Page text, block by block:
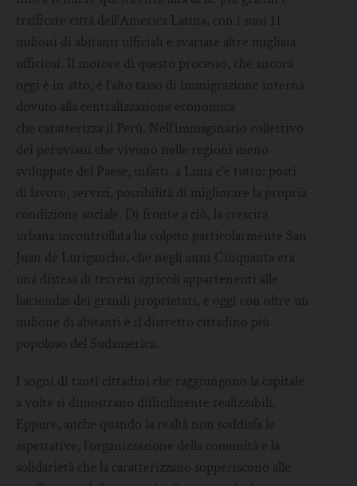
trafficate città dell’America Latina, con i suoi 11
milioni di abitanti ufficiali e svariate altre migliaia
ufficiosi. Il motore di questo processo, che ancora
oggi è in atto, è l’alto tasso di immigrazione interna
dovuto alla centralizzazione economica
che caratterizza il Perù. Nell’immaginario collettivo
dei peruviani che vivono nelle regioni meno
sviluppate del Paese, infatti, a Lima c’è tutto: posti
di lavoro, servizi, possibilità di migliorare la propria
condizione sociale. Di fronte a ciò, la crescita
urbana incontrollata ha colpito particolarmente San
Juan de Lurigancho, che negli anni Cinquanta era
una distesa di terreni agricoli appartenenti alle
haciendas dei grandi proprietari, e oggi con oltre un
milione di abitanti è il distretto cittadino più
popoloso del Sudamerica.
I sogni di tanti cittadini che raggiungono la capitale
a volte si dimostrano difficilmente realizzabili.
Eppure, anche quando la realtà non soddisfa le
aspettative, l’organizzazione della comunità e la
solidarietà che la caratterizzano sopperiscono alle